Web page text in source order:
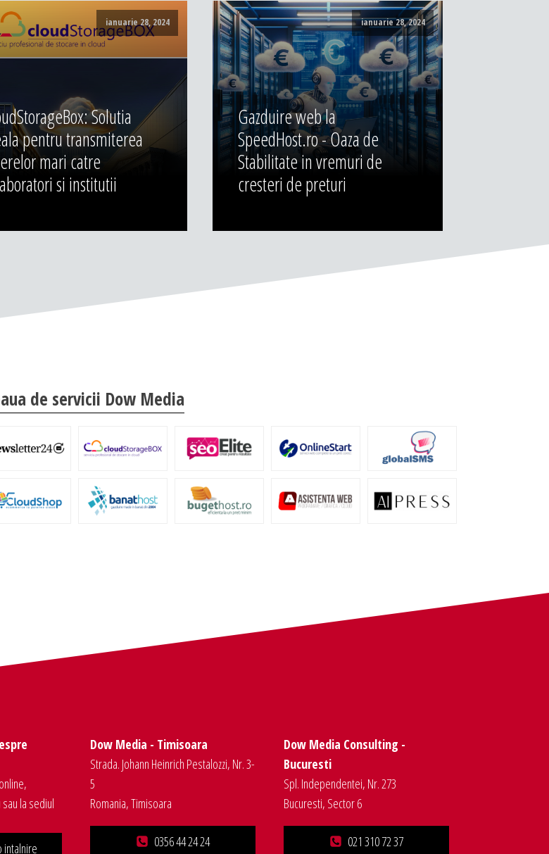
ianuarie 28, 2024
Solutia
pentru transmiterea
mari catre
si institutii
ianuarie 28, 2024
Gazduire web la
SpeedHost.ro - Oaza de
Stabilitate in vremuri de
cresteri de preturi
de servicii Dow Media
la sediul
intalnire
Dow Media - Timisoara
Strada. Johann Heinrich Pestalozzi, Nr. 3-
5
Romania, Timisoara
0356 44 24 24
Dow Media Consulting -
Bucuresti
Spl. Independentei, Nr. 273
Bucuresti, Sector 6
021 310 72 37